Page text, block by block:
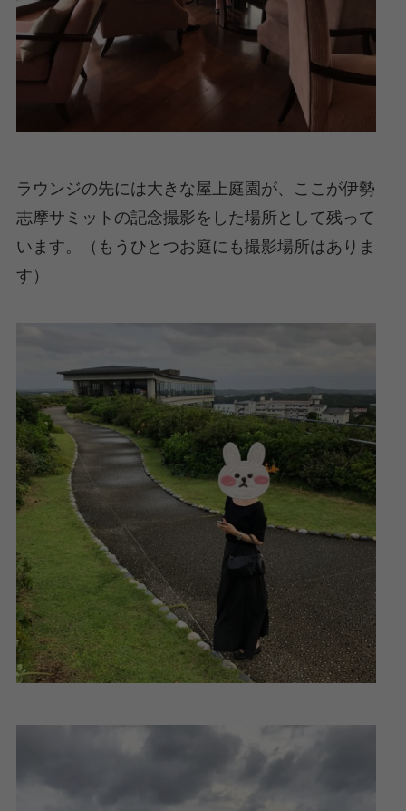
ラウンジの先には大きな屋上庭園が、ここが伊勢
志摩サミットの記念撮影をした場所として残って
います。（もうひとつお庭にも撮影場所はありま
す）